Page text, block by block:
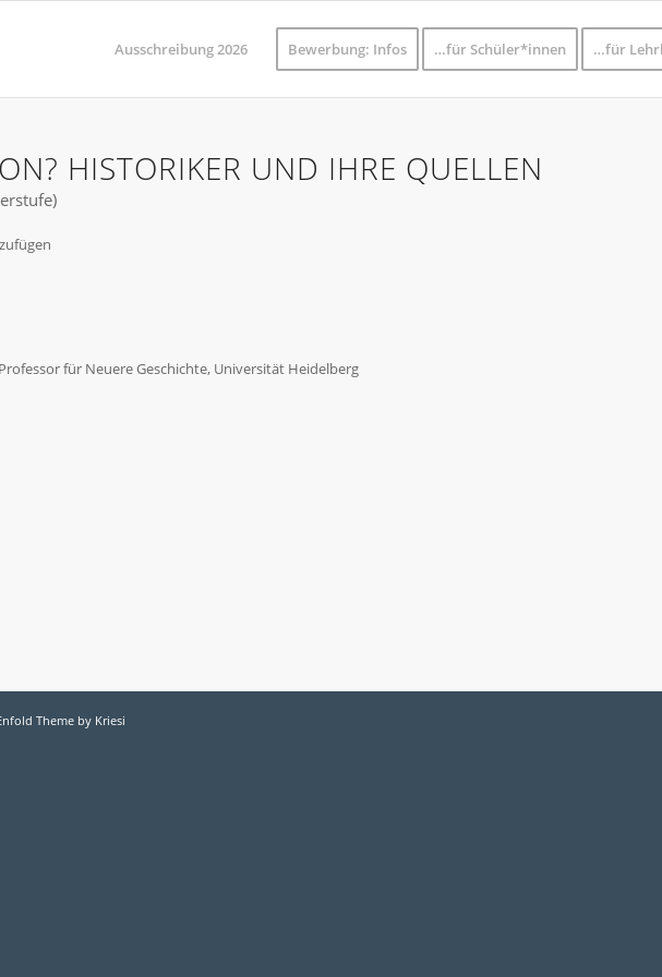
Ausschreibung 2026 Bewerbung: Infos …für Schüler*innen …für
HISTORIKER UND IHRE QUELLEN
für Neuere Geschichte, Universität Heidelberg
Theme by Kriesi